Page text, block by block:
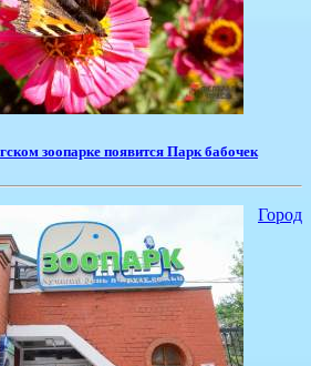
зоопарке появится Парк бабочек
Город